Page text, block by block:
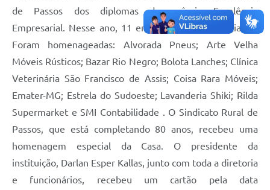
de Passos dos diplomas do prêmio Excelência
Empresarial. Nesse ano, 11 empresas foram agraciadas.
Foram homenageadas: Alvorada Pneus; Arte Velha
Móveis Rústicos; Bazar Rio Negro; Bolota Lanches; Clínica
Veterinária São Francisco de Assis; Coisa Rara Móveis;
Emater-MG; Estrela do Sudoeste; Lavanderia Shiki; Rilda
Supermarket e SMI Contabilidade . O Sindicato Rural de
Passos, que está completando 80 anos, recebeu uma
homenagem especial da Casa. O presidente da
instituição, Darlan Esper Kallas, junto com toda a diretoria
e funcionários, recebeu um cartão pela data